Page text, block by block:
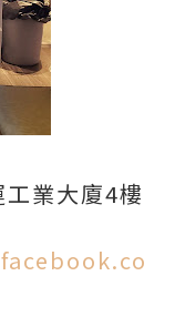
業大廈4樓